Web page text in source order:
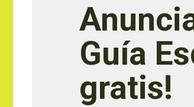
Guía
gratis!